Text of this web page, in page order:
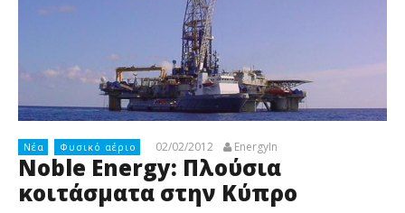
Νέα Φυσικό αέριο 02/02/2012 EnergyIn
Noble Energy: Πλούσια
κοιτάσματα στην Κύπρο